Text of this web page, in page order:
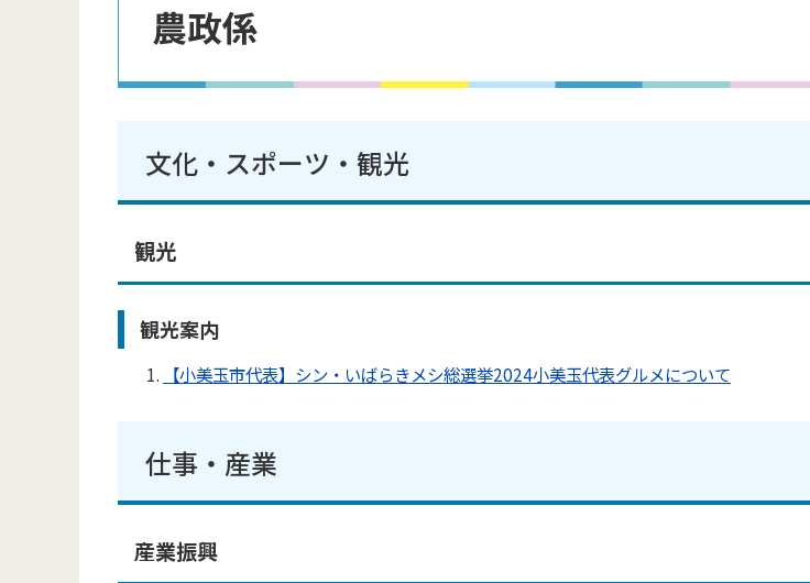
農政係
文化・スポーツ・観光
観光
観光案内
【小美玉市代表】シン・いばらきメシ総選挙2024小美玉代表グルメについて
仕事・産業
産業振興